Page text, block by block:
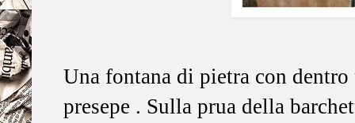
Una fontana di pietra con
presepe . Sulla prua della